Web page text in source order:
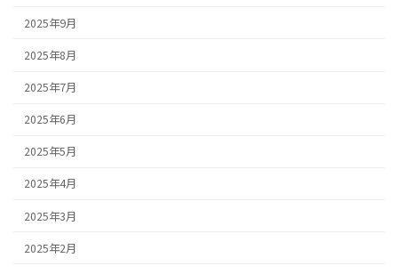
2025年9月
2025年8月
2025年7月
2025年6月
2025年5月
2025年4月
2025年3月
2025年2月